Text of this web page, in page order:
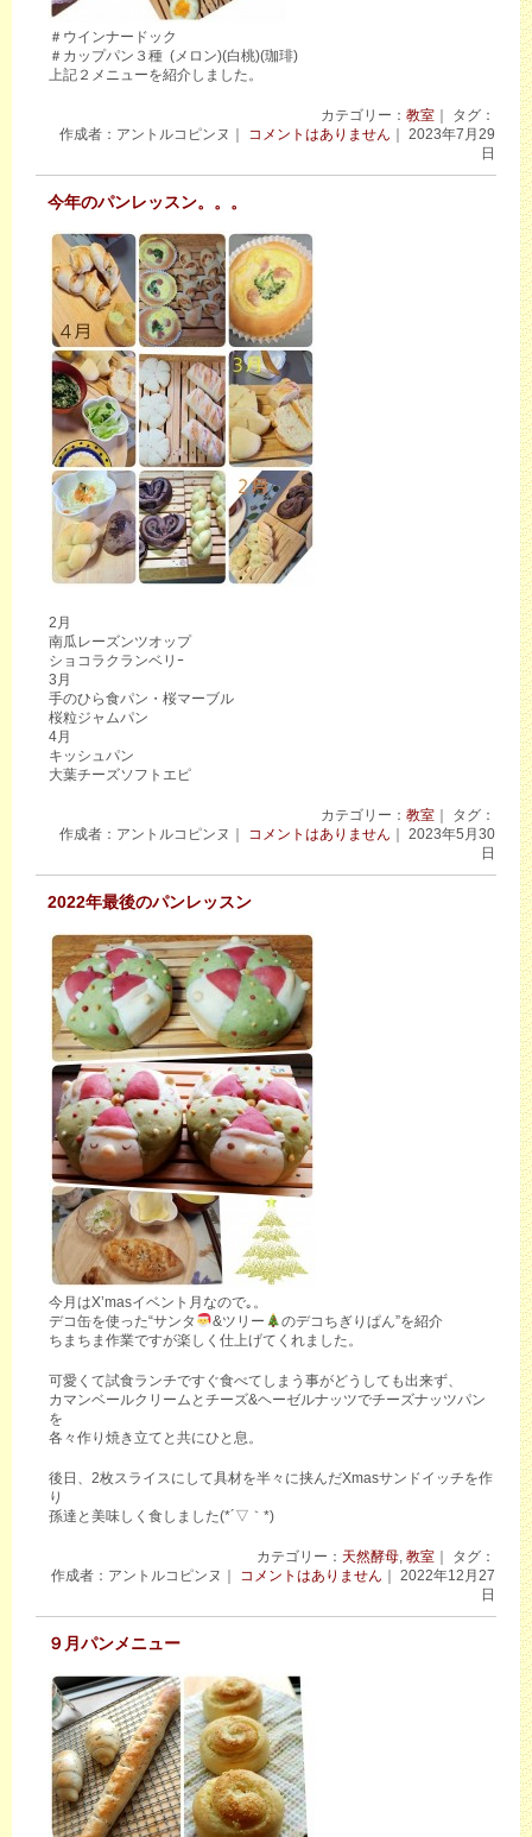
＃ウインナードック
＃カップパン３種 (メロン)(白桃)(珈琲)
上記２メニューを紹介しました。
カテゴリー： 教室｜ タグ：
作成者：アントルコピンヌ｜
コメントはありません ｜ 2023年7月29
日
今年のパンレッスン。。。
2月
南瓜レーズンツオップ
ショコラクランベリｰ
3月
手のひら食パン・桜マーブル
桜粒ジャムパン
4月
キッシュパン
大葉チーズソフトエピ
カテゴリー： 教室｜ タグ：
作成者：アントルコピンヌ｜ コメントはありません ｜ 2023年5月30
日
2022年最後のパンレッスン
今月はX’masイベント月なので｡。
デコ缶を使った“サンタ
&ツリー
のデコちぎりぱん”を紹介
ちまちま作業ですが楽しく仕上げてくれました。
可愛くて試食ランチですぐ食べてしまう事がどうしても出来ず、
カマンベールクリームとチーズ&ヘーゼルナッツでチーズナッツパン
を
各々作り焼き立てと共にひと息。
後日、2枚スライスにして具材を半々に挟んだXmasサンドイッチを作
り
孫達と美味しく食しました(*´▽｀*)
カテゴリー： 天然酵母, 教室｜ タグ：
作成者：アントルコピンヌ｜ コメントはありません ｜ 2022年12月27
日
９月パンメニュー